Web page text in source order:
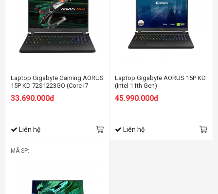
Laptop Gigabyte Gaming AORUS
15P KD 72S1223GO (Core i7
15.6" FHD - 240Hz/RTX 3060
33.690.000đ
Liên hệ
Laptop Gigabyte AORUS 15P KD
(Intel 11th Gen)
45.990.000đ
Liên hệ
MÃ SP: